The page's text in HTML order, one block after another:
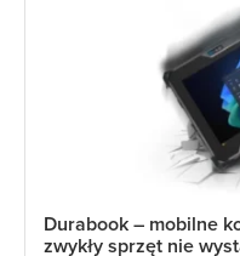
Durabook – mobilne
zwykły sprzęt nie